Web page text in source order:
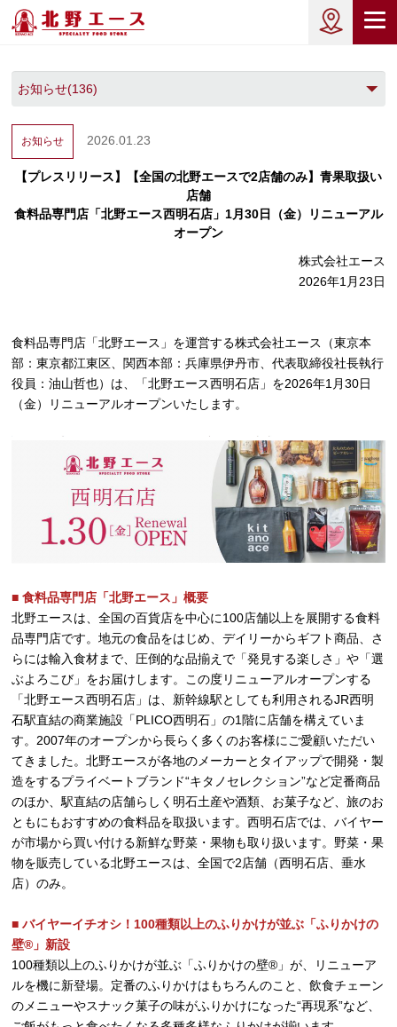
お知らせ 2026.01.23
【プレスリリース】【全国の北野エースで2店舗のみ】青果取扱い
店舗
食料品専門店「北野エース西明石店」1月30日（金）リニューアル
オープン
株式会社エース
2026年1月23日
食料品専門店「北野エース」を運営する株式会社エース（東京本
部：東京都江東区、関西本部：兵庫県伊丹市、代表取締役社長執行
役員：油山哲也）は、「北野エース西明石店」を2026年1月30日
（金）リニューアルオープンいたします。
■ 食料品専門店「北野エース」概要
北野エースは、全国の百貨店を中心に100店舗以上を展開する食料
品専門店です。地元の食品をはじめ、デイリーからギフト商品、さ
らには輸入食材まで、圧倒的な品揃えで「発見する楽しさ」や「選
ぶよろこび」をお届けします。この度リニューアルオープンする
「北野エース西明石店」は、新幹線駅としても利用されるJR西明
石駅直結の商業施設「PLICO西明石」の1階に店舗を構えていま
す。2007年のオープンから長らく多くのお客様にご愛顧いただい
てきました。北野エースが各地のメーカーとタイアップで開発・製
造をするプライベートブランド“キタノセレクション”など定番商品
のほか、駅直結の店舗らしく明石土産や酒類、お菓子など、旅のお
ともにもおすすめの食料品を取扱います。西明石店では、バイヤー
が市場から買い付ける新鮮な野菜・果物も取り扱います。野菜・果
物を販売している北野エースは、全国で2店舗（西明石店、垂水
店）のみ。
■ バイヤーイチオシ！100種類以上のふりかけが並ぶ「ふりかけの
壁®」新設
100種類以上のふりかけが並ぶ「ふりかけの壁®」が、リニューア
ルを機に新登場。定番のふりかけはもちろんのこと、飲食チェーン
のメニューやスナック菓子の味がふりかけになった“再現系”など、